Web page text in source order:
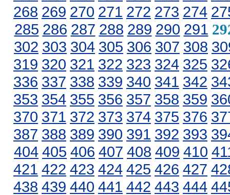
268 269 270 271 272 273 274
285 286 287 288 289 290 291
302 303 304 305 306 307 308
319 320 321 322 323 324 325
336 337 338 339 340 341 342
353 354 355 356 357 358 359
370 371 372 373 374 375 376
387 388 389 390 391 392 393
404 405 406 407 408 409 410
421 422 423 424 425 426 427
438 439 440 441 442 443 444